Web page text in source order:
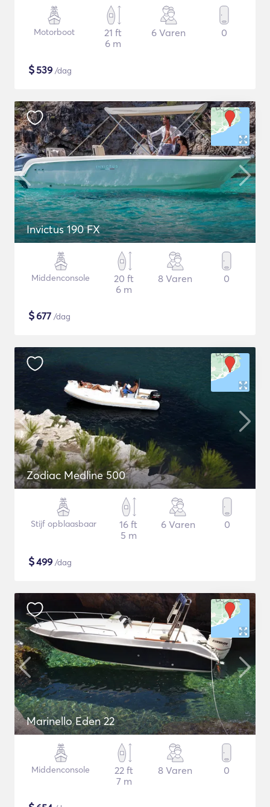
Motorboot
21 ft
6 m
6 Varen 0
$539 /dag
Invictus 190 FX
Middenconsole
20 ft
6 m
8 Varen 0
$677 /dag
Zodiac Medline 500
Stijf opblaasbaar
16 ft
5 m
6 Varen 0
$499 /dag
Marinello Eden 22
Middenconsole
22 ft
7 m
8 Varen 0